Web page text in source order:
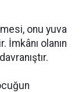
onu yuva
olanın